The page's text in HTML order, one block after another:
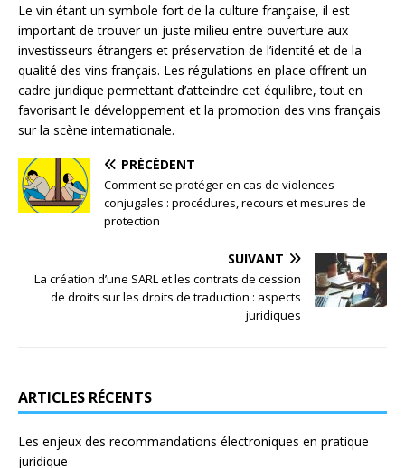
Le vin étant un symbole fort de la culture française, il est
important de trouver un juste milieu entre ouverture aux
investisseurs étrangers et préservation de l’identité et de la
qualité des vins français. Les régulations en place offrent un
cadre juridique permettant d’atteindre cet équilibre, tout en
favorisant le développement et la promotion des vins français
sur la scène internationale.
PRÉCÉDENT
Comment se protéger en cas de violences
conjugales : procédures, recours et mesures de
protection
SUIVANT
La création d’une SARL et les contrats de cession
de droits sur les droits de traduction : aspects
juridiques
ARTICLES RÉCENTS
Les enjeux des recommandations électroniques en pratique
juridique